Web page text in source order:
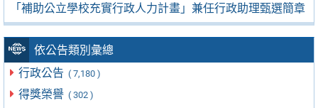
「補助公立學校充實行政人力計畫」兼任行政助理甄選簡章
依公告類別彙總
行政公告 ( 7,180 )
得獎榮譽 ( 302 )